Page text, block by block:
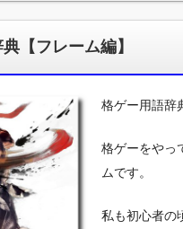
【フレーム編】
格ゲー用語辞
格ゲーをやっ
ムです。
私も初心者の